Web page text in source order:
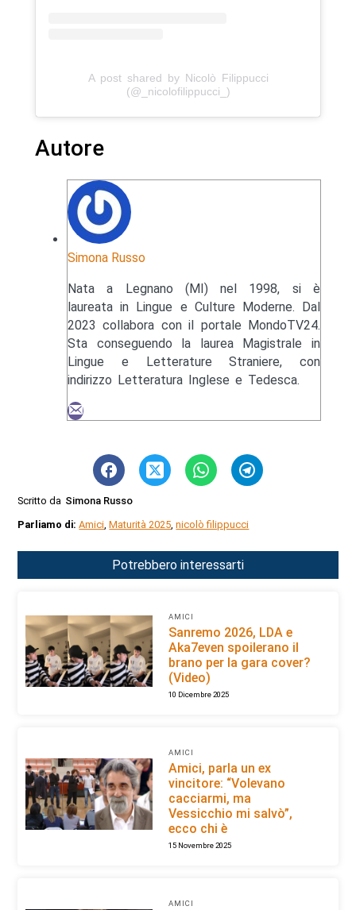
A post shared by Nicolò Filippucci
(@_nicolofilippucci_)
Autore
Simona Russo
Nata a Legnano (MI) nel 1998, si è
laureata in Lingue e Culture Moderne. Dal
2023 collabora con il portale MondoTV24.
Sta conseguendo la laurea Magistrale in
Lingue e Letterature Straniere, con
indirizzo Letteratura Inglese e Tedesca.
Scritto da Simona Russo
Parliamo di:Amici ,Maturità 2025 ,nicolò filippucci
Potrebbero interessarti
AMICI
Sanremo 2026, LDA e
Aka7even spoilerano il
brano per la gara cover?
(Video)
10 Dicembre 2025
AMICI
Amici, parla un ex
vincitore: “Volevano
cacciarmi, ma
Vessicchio mi salvò”,
ecco chi è
15 Novembre 2025
AMICI